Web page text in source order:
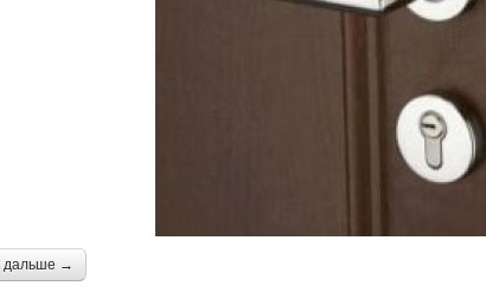
дальше →